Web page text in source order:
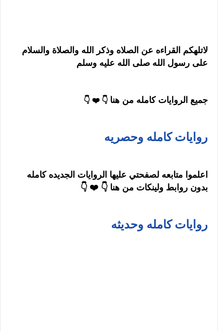
لاتلهكم القراءه عن الصلاه وذكر الله والصلاة والسلام
على رسول الله صلى الله عليه وسلم
جميع الروايات كامله من هنا 👇 ❤️ 👇
روايات كامله وحصريه
اعلموا متابعه لصفحتي عليها الروايات الجديده كامله
بدون روابط ولينكات من هنا 👇 ❤️ 👇
روايات كامله وحديثه